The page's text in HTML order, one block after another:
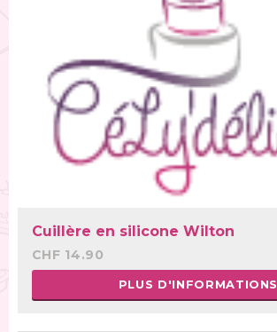
Cuillère en silicone Wilton
CHF 14.90
PLUS D'INFORMATIONS